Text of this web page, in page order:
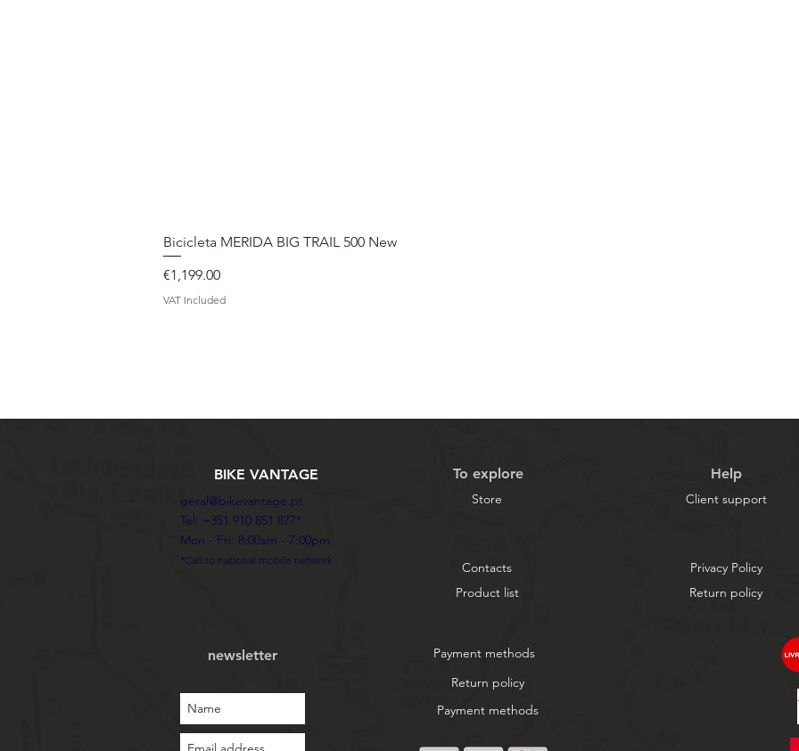
Bicicleta MERIDA BIG TRAIL 500 New
Price
€1,199.00
VAT Included
BIKE VANTAGE
geral@bikevantage.pt
Tel: +351 910 851 877*
Mon - Fri: 8:00am - 7:00pm
*Call to national mobile network
To explore
Store
Contacts
Product list
newsletter
Payment methods
Return policy
Payment methods
Help
Client support
Privacy Policy
Return policy